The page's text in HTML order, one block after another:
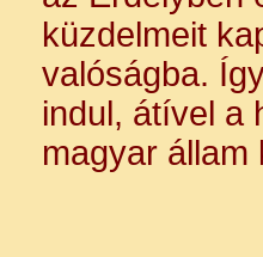
küzdelmeit
valóságba.
indul, átível a
magyar